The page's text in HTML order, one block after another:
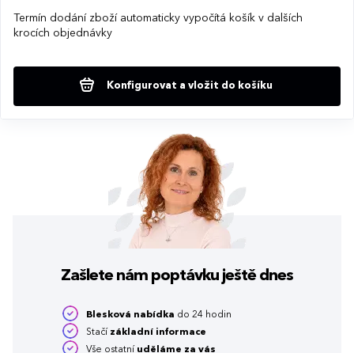
Termín dodání zboží automaticky vypočítá košík v dalších
krocích objednávky
Konfigurovat a vložit do košíku
Zašlete nám poptávku ještě dnes
Blesková nabídka do 24 hodin
Stačí základní informace
Vše ostatní uděláme za vás